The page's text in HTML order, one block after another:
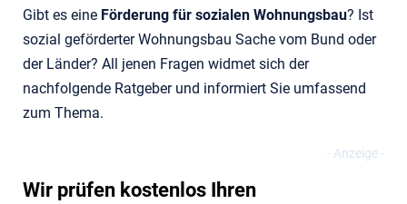
Gibt es eine Förderung für sozialen Wohnungsbau? Ist
sozial geförderter Wohnungsbau Sache vom Bund oder
der Länder? All jenen Fragen widmet sich der
nachfolgende Ratgeber und informiert Sie umfassend
zum Thema.
Wir prüfen kostenlos Ihren